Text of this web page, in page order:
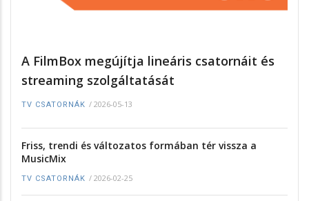
A FilmBox megújítja lineáris csatornáit és
streaming szolgáltatását
TV CSATORNÁK / 2026-05-13
Friss, trendi és változatos formában tér vissza a
MusicMix
TV CSATORNÁK / 2026-02-25